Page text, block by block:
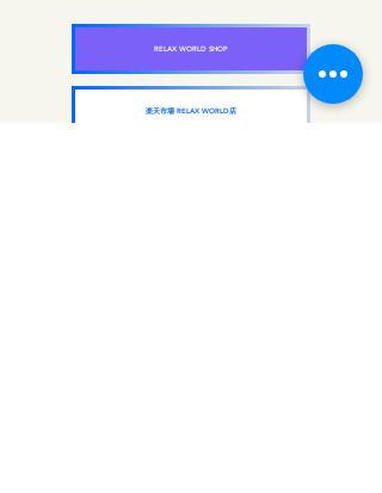
RELAX WORLD SHOP
楽天市場 RELAX WORLD店